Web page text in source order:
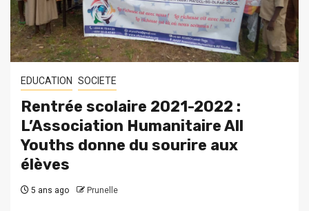
EDUCATION SOCIETE
Rentrée scolaire 2021-2022 :
L’Association Humanitaire All
Youths donne du sourire aux
élèves
5 ans ago Prunelle